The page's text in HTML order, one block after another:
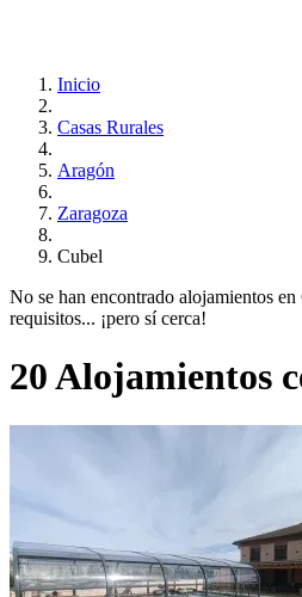
Inicio
Casas Rurales
Aragón
Zaragoza
Cubel
No se han encontrado alojamientos
requisitos... ¡pero sí cerca!
20 Alojamientos